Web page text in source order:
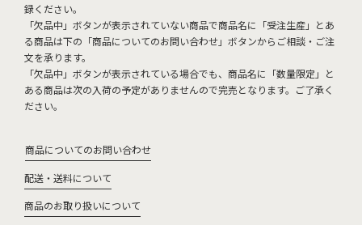
録ください。
「欠品中」ボタンが表示されていない商品で商品名に「受注生産」とあ
る商品は下の「商品についてのお問い合わせ」ボタンからご相談・ご注
文を承ります。
「欠品中」ボタンが表示されている場合でも、商品名に「数量限定」と
ある商品は次の入荷の予定がありませんので完売となります。ご了承く
ださい。
商品についてのお問い合わせ
配送・送料について
商品のお取り扱いについて